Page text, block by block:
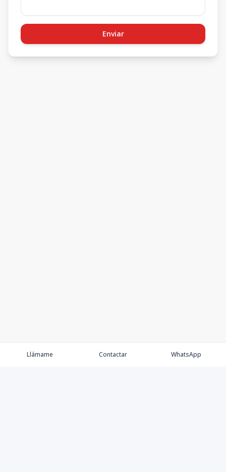
Enviar
Llámame Contactar WhatsApp